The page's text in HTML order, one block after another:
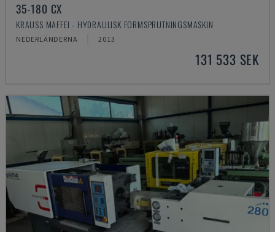
35-180 CX
KRAUSS MAFFEI - HYDRAULISK FORMSPRUTNINGSMASKIN
NEDERLÄNDERNA 2013
131 533 SEK